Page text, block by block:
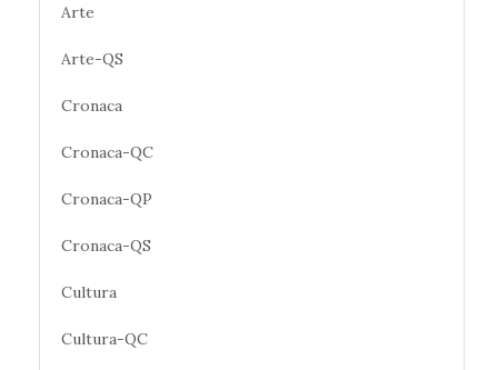
Arte
Arte-QS
Cronaca
Cronaca-QC
Cronaca-QP
Cronaca-QS
Cultura
Cultura-QC